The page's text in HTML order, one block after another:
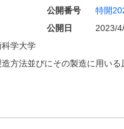
公開番号
特開
公開日
2023/
学大学
方法並びにその製造に用い